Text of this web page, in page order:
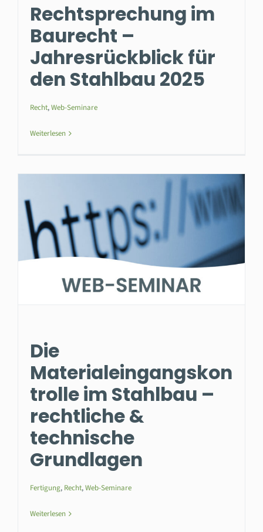
Rechtsprechung im
Baurecht –
Jahresrückblick für
den Stahlbau 2025
Recht,Web-Seminare
Weiterlesen
Die
Materialeingangskon
trolle im Stahlbau –
rechtliche &
technische
Grundlagen
Fertigung, Recht,Web-Seminare
Weiterlesen